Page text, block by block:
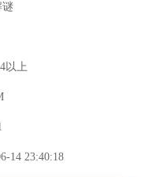
谜
以上
14 23:40:18